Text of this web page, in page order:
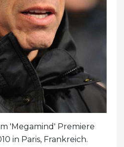
'Megamind' Premiere
in Paris, Frankreich.